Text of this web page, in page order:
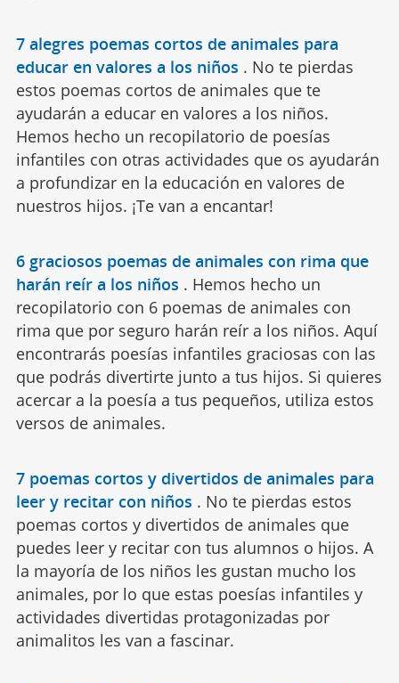
7 alegres poemas cortos de animales para
educar en valores a los niños . No te pierdas
estos poemas cortos de animales que te
ayudarán a educar en valores a los niños.
Hemos hecho un recopilatorio de poesías
infantiles con otras actividades que os ayudarán
a profundizar en la educación en valores de
nuestros hijos. ¡Te van a encantar!
6 graciosos poemas de animales con rima que
harán reír a los niños . Hemos hecho un
recopilatorio con 6 poemas de animales con
rima que por seguro harán reír a los niños. Aquí
encontrarás poesías infantiles graciosas con las
que podrás divertirte junto a tus hijos. Si quieres
acercar a la poesía a tus pequeños, utiliza estos
versos de animales.
7 poemas cortos y divertidos de animales para
leer y recitar con niños . No te pierdas estos
poemas cortos y divertidos de animales que
puedes leer y recitar con tus alumnos o hijos. A
la mayoría de los niños les gustan mucho los
animales, por lo que estas poesías infantiles y
actividades divertidas protagonizadas por
animalitos les van a fascinar.